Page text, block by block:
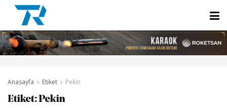
Anasayfa Etiket Pekin
Etiket:Pekin